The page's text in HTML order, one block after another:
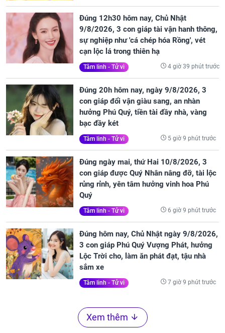
Đúng 12h30 hôm nay, Chủ Nhật
9/8/2026, 3 con giáp tài vận hanh thông,
sự nghiệp như 'cá chép hóa Rồng', vét
cạn lộc lá trong thiên hạ
Tâm linh - Tử vi 4 giờ 39 phút trước
Đúng 20h hôm nay, ngày 9/8/2026, 3
con giáp đổi vận giàu sang, an nhàn
hưởng Phú Quý, tiền tài đầy nhà, vàng
bạc đầy két
Tâm linh - Tử vi 5 giờ 9 phút trước
Đúng ngày mai, thứ Hai 10/8/2026, 3
con giáp được Quý Nhân nâng đỡ, tài lộc
rủng rỉnh, yên tâm hưởng vinh hoa Phú
Quý
Tâm linh - Tử vi 6 giờ 9 phút trước
Đúng hôm nay, Chủ Nhật ngày 9/8/2026,
3 con giáp Phú Quý Vượng Phát, hưởng
Lộc Trời cho, làm ăn phát đạt, tậu nhà
sắm xe
Tâm linh - Tử vi 7 giờ 9 phút trước
Xem thêm